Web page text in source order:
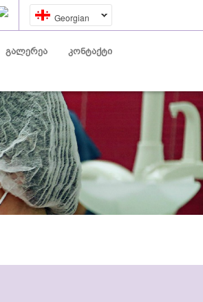
Georgian
გალერეა(current)კონტაქტი(current)